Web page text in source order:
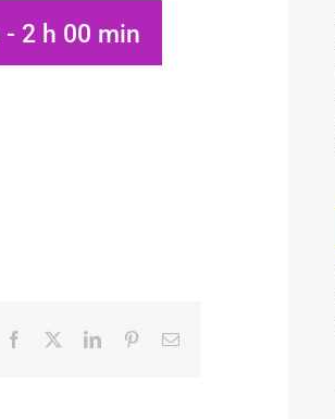
- 2 h 00 min
Facebook LinkedInPinterestEmail